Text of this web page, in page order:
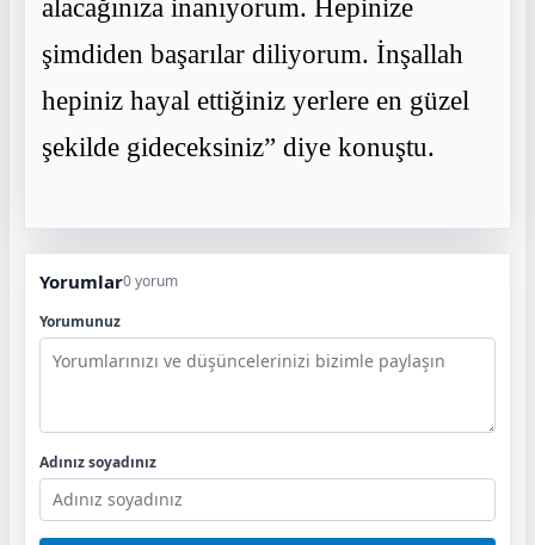
alacağınıza inanıyorum. Hepinize
şimdiden başarılar diliyorum. İnşallah
hepiniz hayal ettiğiniz yerlere en güzel
şekilde gideceksiniz” diye konuştu.
Yorumlar0 yorum
Yorumunuz
Adınız soyadınız